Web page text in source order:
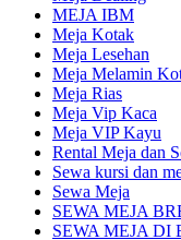
MEJA IBM
Meja Kotak
Meja Lesehan
Meja Melamin
Meja Rias
Meja Vip Kaca
Meja VIP Kayu
Rental Meja dan
Sewa kursi dan
Sewa Meja
SEWA MEJA
SEWA MEJA DI